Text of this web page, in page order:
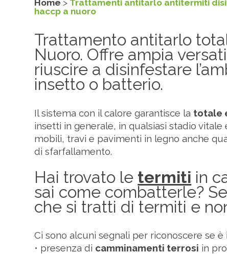
Home > Trattamenti antitarlo antitermiti
haccp a nuoro
Trattamento antitarlo
Nuoro. Offre ampia
riuscire a disinfestare
insetto o batterio.
Il sistema con il calore garantisce la totale
insetti in generale, in qualsiasi stadio
mobili, travi e pavimenti in legno anche
di sfarfallamento.
Hai trovato le termiti in
sai come combatterle?
che si tratti di termiti e
Ci sono alcuni segnali per riconoscere se
• presenza di camminamenti terrosi in